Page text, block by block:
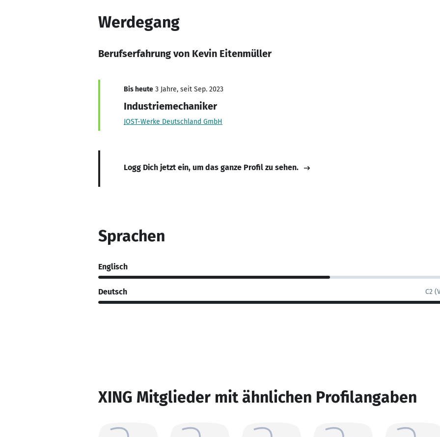
Werdegang
Berufserfahrung von Kevin Eitenmüller
Bis heute 3 Jahre, seit Sep. 2023
Industriemechaniker
JOST-Werke Deutschland GmbH
Logg Dich jetzt ein, um das ganze Profil zu sehen.
Sprachen
Englisch
Deutsch C2
XING Mitglieder mit ähnlichen Profilangaben